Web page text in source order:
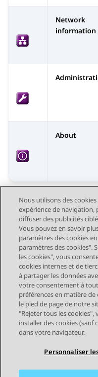
Network
information
About
Send Feedback
Navigation par
Sujet précédent
STAY CONNECTED
Nous utilisons des
expérience de navigation,
diffuser des publicités
Vous pouvez en savoir
paramètres des cookies
paramètres des cookies".
les cookies", vous
cookies internes et de
à partager les données
votre consentement à
préférences en matière
le pied de page de notre
"Rejeter tous les cookies",
installer des cookies (sauf
dans votre navigateur.
Personnaliser